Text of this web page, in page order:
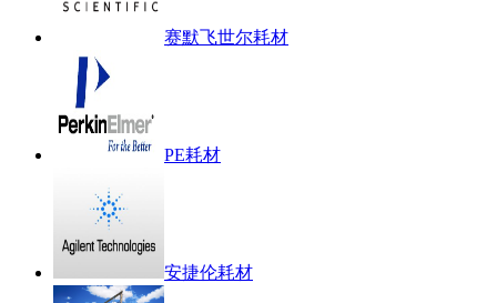
赛默飞世尔耗材
PE耗材
安捷伦耗材